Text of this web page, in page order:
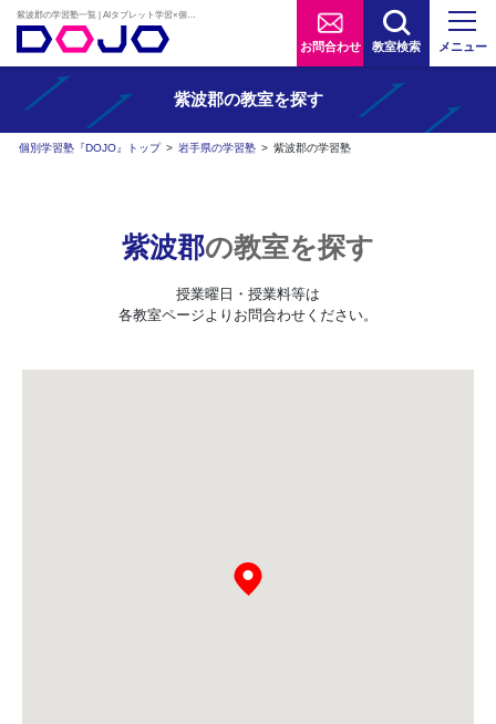
お問合わせ 教室検索 メニュー
紫波郡の教室を探す
個別学習塾『DOJO』トップ > 岩手県の学習塾 > 紫波郡の学習塾
紫波郡の教室を探す
授業曜日・授業料等は
各教室ページよりお問合わせください。